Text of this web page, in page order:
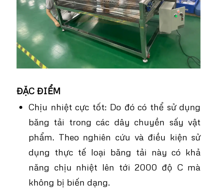
ĐẶC ĐIỂM
Chịu nhiệt cực tốt: Do đó có thể sử dụng
băng tải trong các dây chuyền sấy vật
phẩm. Theo nghiên cứu và điều kiện sử
dụng thực tế loại băng tải này có khả
năng chịu nhiệt lên tới 2000 độ C mà
không bị biến dạng.